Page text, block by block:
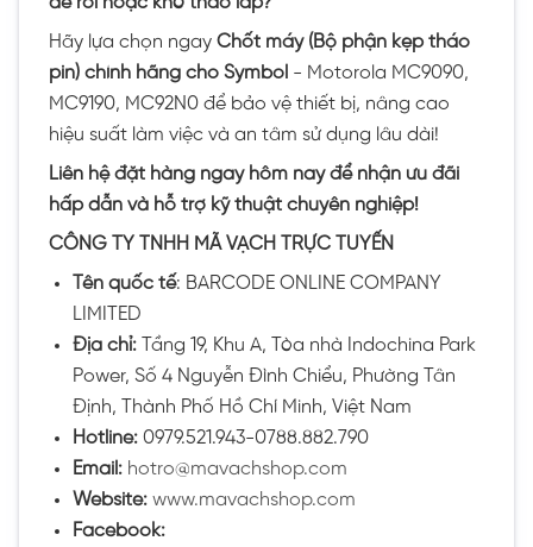
Hãy lựa chọn ngayChốt máy (Bộ phận kẹp tháo
pin) chính hãng cho Symbol - Motorola MC9090,
MC9190, MC92N0 để bảo vệ thiết bị, nâng cao
hiệu suất làm việc và an tâm sử dụng lâu dài!
Liên hệ đặt hàng ngay hôm nay để nhận ưu đãi
hấp dẫn và hỗ trợ kỹ thuật chuyên nghiệp!
CÔNG TY TNHH MÃ VẠCH TRỰC TUYẾN
Tên quốc tế: BARCODE ONLINE COMPANY
LIMITED
Địa chỉ:
Tầng 19, Khu A, Tòa nhà Indochina Park
Power, Số 4 Nguyễn Đình Chiểu, Phường Tân
Định, Thành Phố Hồ Chí Minh, Việt Nam
Hotline:0979.521.943-0788.882.790
Email: hotro@mavachshop.com
Website: www.mavachshop.com
Facebook: